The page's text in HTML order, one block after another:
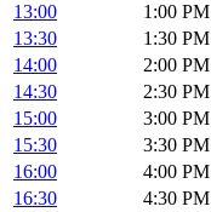
13:00
1:00 PM
13:30
1:30 PM
14:00
2:00 PM
14:30
2:30 PM
15:00
3:00 PM
15:30
3:30 PM
16:00
4:00 PM
16:30
4:30 PM